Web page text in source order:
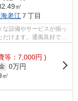
㎡
海老江 ７丁目
設備やサービスが揃っ
けます。通風良好で常
等：7,000円 )
0万円